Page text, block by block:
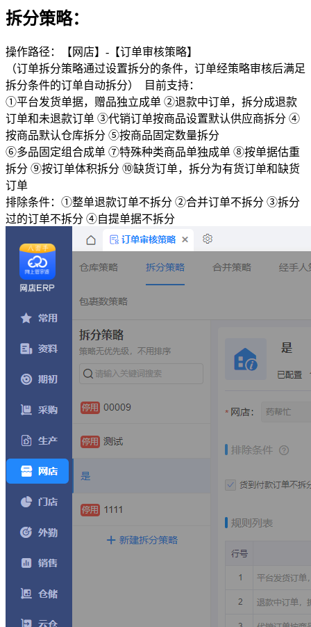
拆分策略：
操作路径：【网店】-【订单审核策略】
（订单拆分策略通过设置拆分的条件，订单经策略审核后满足
拆分条件的订单自动拆分） 目前支持：
①平台发货单据，赠品独立成单 ②退款中订单，拆分成退款
订单和未退款订单 ③代销订单按商品设置默认供应商拆分 ④
按商品默认仓库拆分 ⑤按商品固定数量拆分
⑥多品固定组合成单 ⑦特殊种类商品单独成单 ⑧按单据估重
拆分 ⑨按订单体积拆分 ⑩缺货订单，拆分为有货订单和缺货
订单
排除条件：①整单退款订单不拆分 ②合并订单不拆分 ③拆分
过的订单不拆分 ④自提单据不拆分